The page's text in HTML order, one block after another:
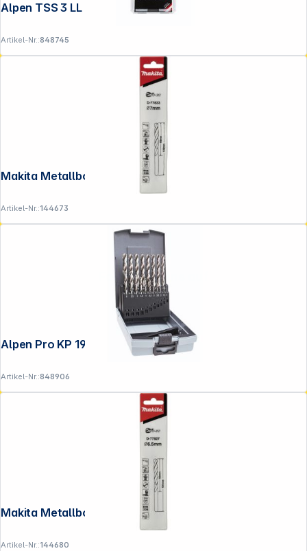
Alpen TSS 3 LL 5-6-8
Artikel-Nr.:848745
Makita Metallbohrer HSS-GS 7,0x109mm
Artikel-Nr.:144673
Alpen Pro KP 19 in PVC 1-1 10x0.5
Artikel-Nr.:848906
Makita Metallbohrer HSS-GS 6,5x101mm
Artikel-Nr.:144680
Folgen Sie uns auf